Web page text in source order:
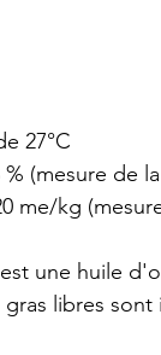
27°C
(mesure de
me/kg
une huile
libres